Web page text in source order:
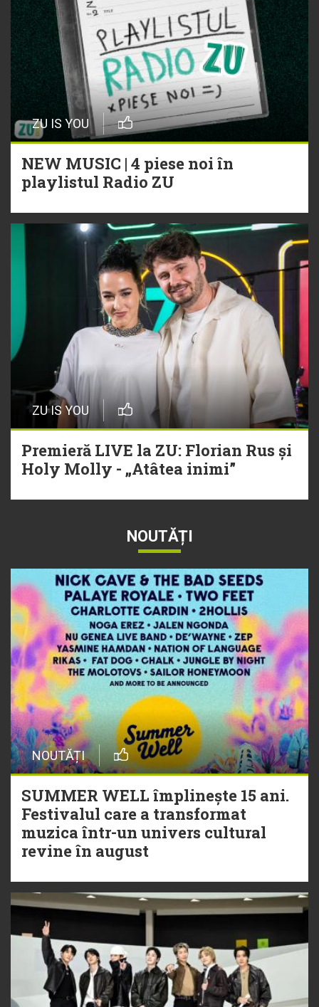
ZU IS YOU
NEW MUSIC | 4 piese noi în
playlistul Radio ZU
ZU IS YOU
Premieră LIVE la ZU: Florian Rus și
Holy Molly - „Atâtea inimi”
NOUTĂȚI
NOUTĂȚI
SUMMER WELL împlinește 15 ani.
Festivalul care a transformat
muzica într-un univers cultural
revine în august